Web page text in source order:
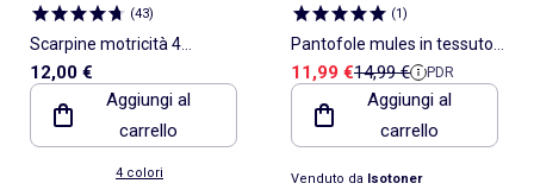
(43)
Scarpine motricità 4
\'camminare\' - Kitchoun
12,00 €
Aggiungi al
carrello
4 colori
(1)
Pantofole mules in tessuto
pile, sottopiede ergonomico
bambina Isotoner
Prezzo di vendita
11,99 €Prezzo di riferimento
14,99 € PDR
Aggiungi al
carrello
Venduto da Isotoner